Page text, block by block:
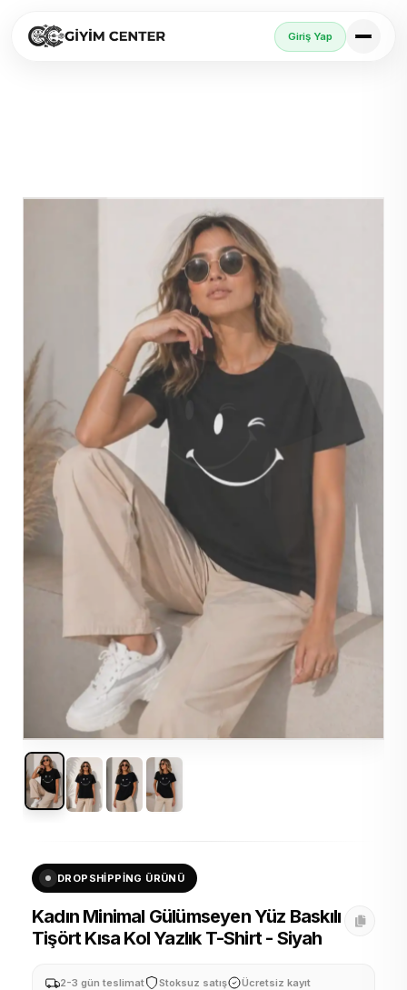
Giriş Yap
DROPSHIPPING ÜRÜNÜ
Kadın Minimal Gülümseyen Yüz Baskılı
Tişört Kısa Kol Yazlık T-Shirt - Siyah
2-3 gün teslimat Stoksuz satış Ücretsiz kayıt